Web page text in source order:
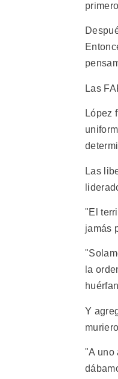
Las
López
Las
"El
jamás
la
Y
"A uno